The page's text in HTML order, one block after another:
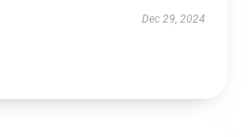
Dec 29, 2024